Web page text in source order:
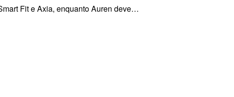
Fit e Axia, enquanto Auren deve…